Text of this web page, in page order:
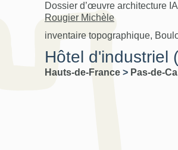
Dossier d’œuvre architecture
Rougier Michèle
inventaire topographique,
Hôtel d'industriel
Hauts-de-France > Pas-de-